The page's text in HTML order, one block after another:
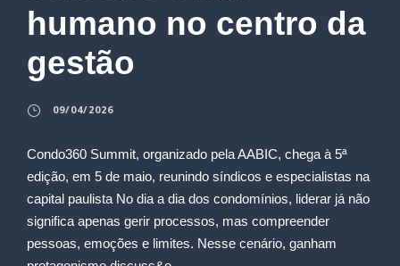
humano no centro da
gestão
09/04/2026
Condo360 Summit, organizado pela AABIC, chega à 5ª
edição, em 5 de maio, reunindo síndicos e especialistas na
capital paulista No dia a dia dos condomínios, liderar já não
significa apenas gerir processos, mas compreender
pessoas, emoções e limites. Nesse cenário, ganham